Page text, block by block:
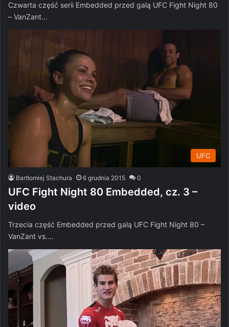
Czwarta część serii Embedded przed galą UFC Fight Night 80
– VanZant…
UFC
Bartłomiej Stachura 6 grudnia 2015 0
UFC Fight Night 80 Embedded, cz. 3 –
video
Trzecia część Embedded przed galą UFC Fight Night 80 –
VanZant vs.…